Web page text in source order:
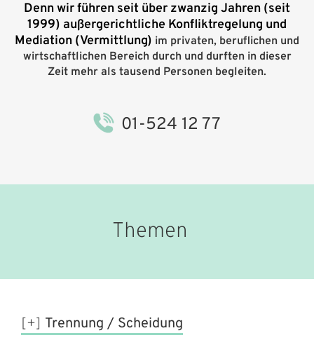
Denn wir führen seit über zwanzig Jahren (seit
1999) außergerichtliche Konfliktregelung und
Mediation (Vermittlung) im privaten, beruflichen und
wirtschaftlichen Bereich durch und durften in dieser
Zeit mehr als tausend Personen begleiten.
01-524 12 77
Themen
Trennung / Scheidung